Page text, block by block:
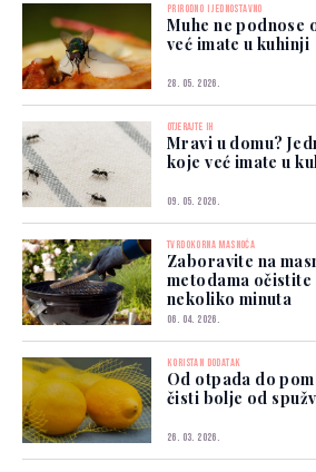
PRIRODNO I JEDNOSTAVNO
Muhe ne podnose
već imate u kuhinji
28. 05. 2026.
OTJERAJTE IH
Mravi u domu?
koje već imate u
09. 05. 2026.
TVRDOKORNA MASNOĆA
Zaboravite na
metodama očistite
nekoliko minuta
06. 04. 2026.
KORISTAN DODATAK
Od otpada do
čisti bolje od
26. 03. 2026.